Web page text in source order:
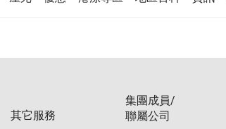
其它服務
集團成員/
聯屬公司